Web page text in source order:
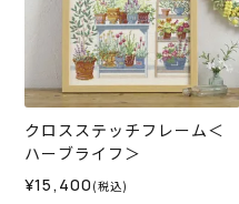
クロスステッチフレーム＜
ハーブライフ＞
¥15,400 (税込)